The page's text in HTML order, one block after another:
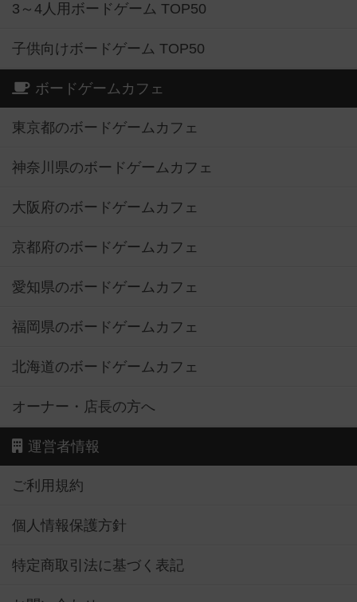
3～4人用ボードゲーム TOP50
子供向けボードゲーム TOP50
ボードゲームカフェ
東京都のボードゲームカフェ
神奈川県のボードゲームカフェ
大阪府のボードゲームカフェ
京都府のボードゲームカフェ
愛知県のボードゲームカフェ
福岡県のボードゲームカフェ
北海道のボードゲームカフェ
オーナー・店長の方へ
運営者情報
ご利用規約
個人情報保護方針
特定商取引法に基づく表記